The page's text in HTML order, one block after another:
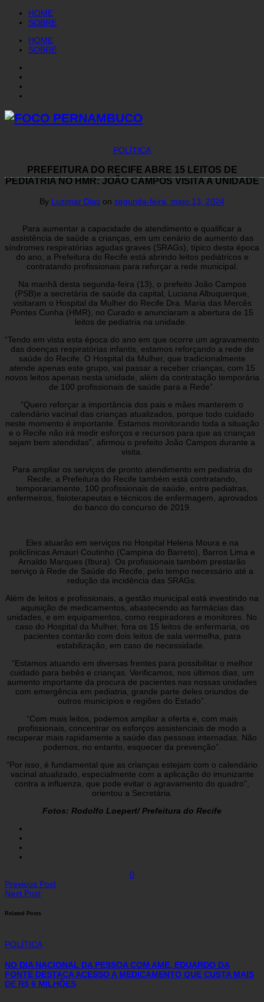
HOME
SOBRE
HOME
SOBRE
POLÍTICA
PREFEITURA DO RECIFE ABRE 15 LEITOS DE
PEDIATRIA NO HMR: JOÃO CAMPOS VISITA A UNIDADE
By Luzimar Dias on segunda-feira, maio 13, 2024
Para aumentar a capacidade de atendimento e qualificar a
assistência de saúde a crianças, em um cenário de aumento das
síndromes respiratórias agudas graves (SRAGs), típico desta época
do ano, a Prefeitura do Recife está abrindo leitos pediátricos e
contratando profissionais para reforçar a rede municipal.
Na manhã desta segunda-feira (13), o prefeito João Campos
(PSB)e a secretária de saúde da capital, Luciana Albuquerque,
visitaram o Hospital da Mulher do Recife Dra. Maria das Mercês
Pontes Cunha (HMR), no Curado e anunciaram a abertura de 15
leitos de pediatria na unidade.
“Tendo em vista esta época do ano em que ocorre um agravamento
das doenças respiratórias infantis, estamos reforçando a rede de
saúde do Recife. O Hospital da Mulher, que tradicionalmente
atende apenas este grupo, vai passar a receber crianças, com 15
novos leitos apenas nesta unidade, além da contratação temporária
de 100 profissionais de saúde para a Rede”.
“Quero reforçar a importância dos pais e mães manterem o
calendário vacinal das crianças atualizados, porque todo cuidado
neste momento é importante. Estamos monitorando toda a situação
e o Recife não irá medir esforços e recursos para que as crianças
sejam bem atendidas”, afirmou o prefeito João Campos durante a
visita.
Para ampliar os serviços de pronto atendimento em pediatria do
Recife, a Prefeitura do Recife também está contratando,
temporariamente, 100 profissionais de saúde, entre pediatras,
enfermeiros, fisioterapeutas e técnicos de enfermagem, aprovados
do banco do concurso de 2019.
Eles atuarão em serviços no Hospital Helena Moura e na
policlínicas Amauri Coutinho (Campina do Barreto), Barros Lima e
Arnaldo Marques (Ibura). Os profissionais também prestarão
serviço à Rede de Saúde do Recife, pelo tempo necessário até a
redução da incidência das SRAGs.
Além de leitos e profissionais, a gestão municipal está investindo na
aquisição de medicamentos, abastecendo as farmácias das
unidades, e em equipamentos, como respiradores e monitores. No
caso do Hospital da Mulher, fora os 15 leitos de enfermaria, os
pacientes contarão com dois leitos de sala vermelha, para
estabilização, em caso de necessidade.
“Estamos atuando em diversas frentes para possibilitar o melhor
cuidado para bebês e crianças. Verificamos, nos últimos dias, um
aumento importante da procura de pacientes nas nossas unidades
com emergência em pediatria, grande parte deles oriundos de
outros municípios e regiões do Estado”.
“Com mais leitos, podemos ampliar a oferta e, com mais
profissionais, concentrar os esforços assistenciais de modo a
recuperar mais rapidamente a saúde das pessoas internadas. Não
podemos, no entanto, esquecer da prevenção”.
“Por isso, é fundamental que as crianças estejam com o calendário
vacinal atualizado, especialmente com a aplicação do imunizante
contra a influenza, que pode evitar o agravamento do quadro”,
orientou a Secretária.
Fotos: Rodolfo Loepert/ Prefeitura do Recife
0
Previous Post
Next Post
Related Posts
POLÍTICA
NO DIA NACIONAL DA PESSOA COM AME, EDUARDO DA
FONTE DESTACA ACESSO A MEDICAMENTO QUE CUSTA MAIS
DE R$ 6 MILHÕES